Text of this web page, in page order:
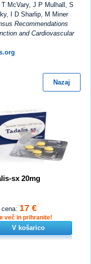
McVary, J P Mulhall, S
I D Sharlip, M Miner
Recommendations
and Cardiovascular
Nazaj
sx 20mg
cena: 17 €
več in prihranite!
V košarico